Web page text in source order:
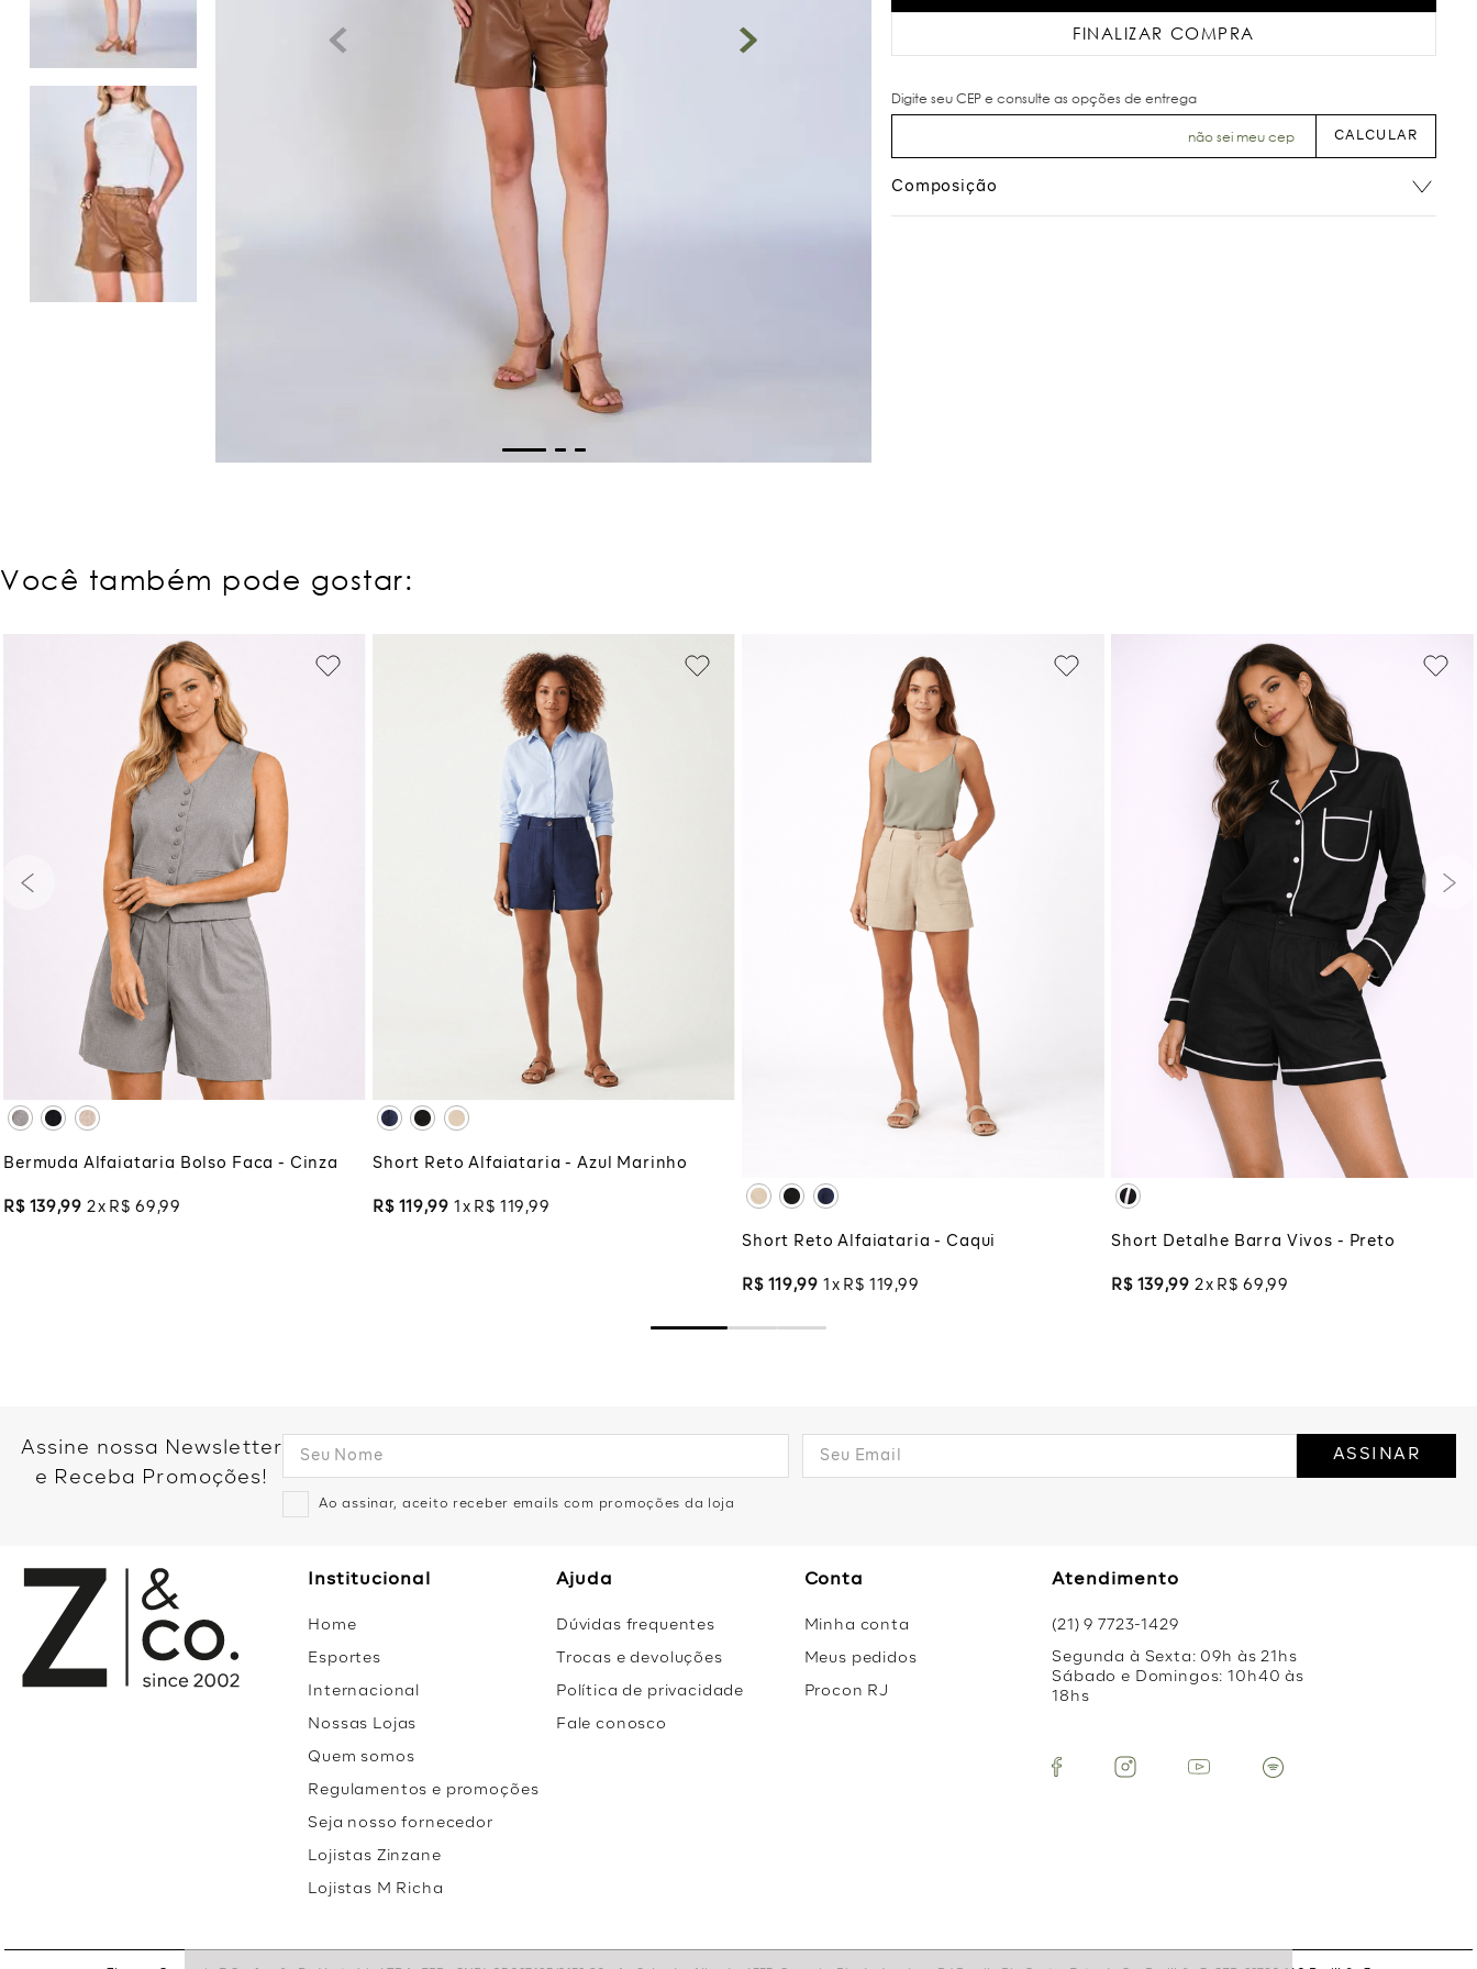
FINALIZAR COMPRA
não sei meu cep
Composição
Você também pode gostar:
M
XGG
ADICIONAR À SACOLA
Bermuda Alfaiataria Bolso Faca - Cinza
R$ 139,99 2 R$ 69 ,99
M
ADICIONAR À SACOLA
Short Reto Alfaiataria - Azul Marinho
R$ 119,99 1 R$ 119 ,99
Short Reto Alfaiataria - Caqui
R$ 119,99 1 R$ 119 ,99
M
P
XGG
ADICIONAR À SACOLA
Short Detalhe Barra Vivos - Preto
R$ 139,99 2 R$ 69 ,99
Assine nossa Newsletter
e Receba Promoções!
Ao assinar, aceito receber emails com promoções da loja
ASSINAR
Institucional
Home
Esportes
Internacional
Nossas Lojas
Quem somos
Regulamentos e promoções
Seja nosso fornecedor
Lojistas Zinzane
Lojistas M Richa
Ajuda
Dúvidas frequentes
Trocas e devoluções
Política de privacidade
Fale conosco
Conta
Minha conta
Meus pedidos
Procon RJ
Atendimento
(21) 9 7723-1429
Segunda à Sexta: 09h às 21hs
Sábado e Domingos: 10h40 às
18hs